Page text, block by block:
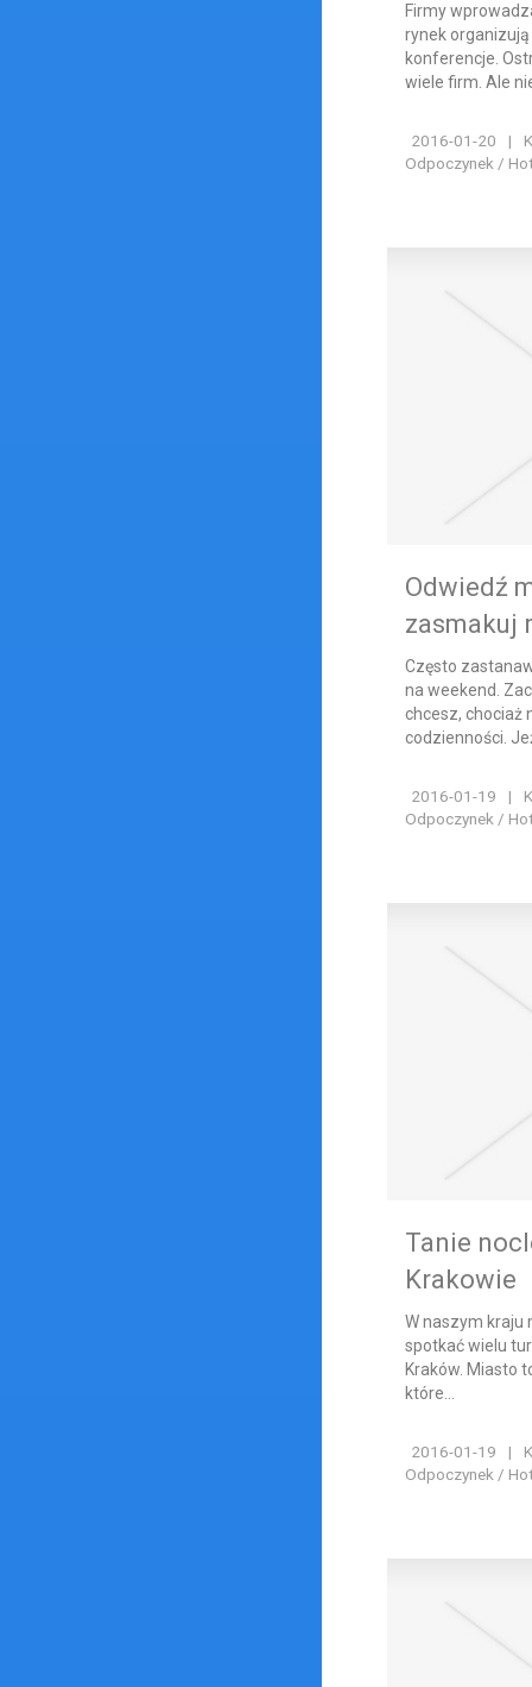
Firmy
rynek
konferencje.
wiele firm. Ale
2016-01-20 |
Odpoczynek /
Odwiedź
zasmakuj
Często
na weekend.
chcesz, chociaż
codzienności.
2016-01-19 |
Odpoczynek /
Tanie
Krakowie
W naszym kraju
spotkać wielu
Kraków. Miasto
które...
2016-01-19 |
Odpoczynek /